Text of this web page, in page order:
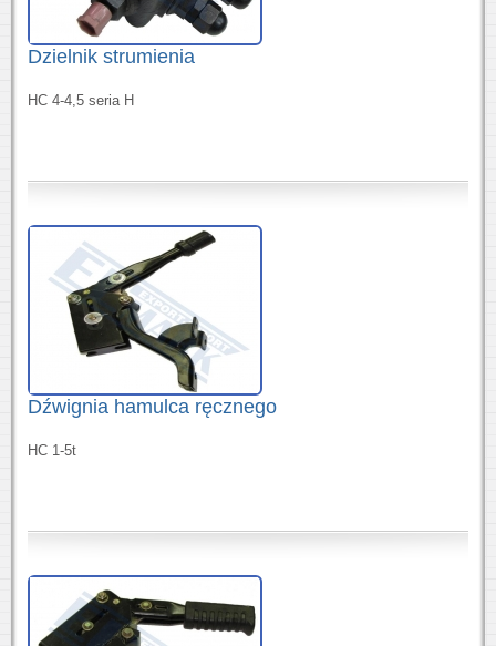
Dzielnik strumienia
HC 4-4,5 seria H
Dźwignia hamulca ręcznego
HC 1-5t